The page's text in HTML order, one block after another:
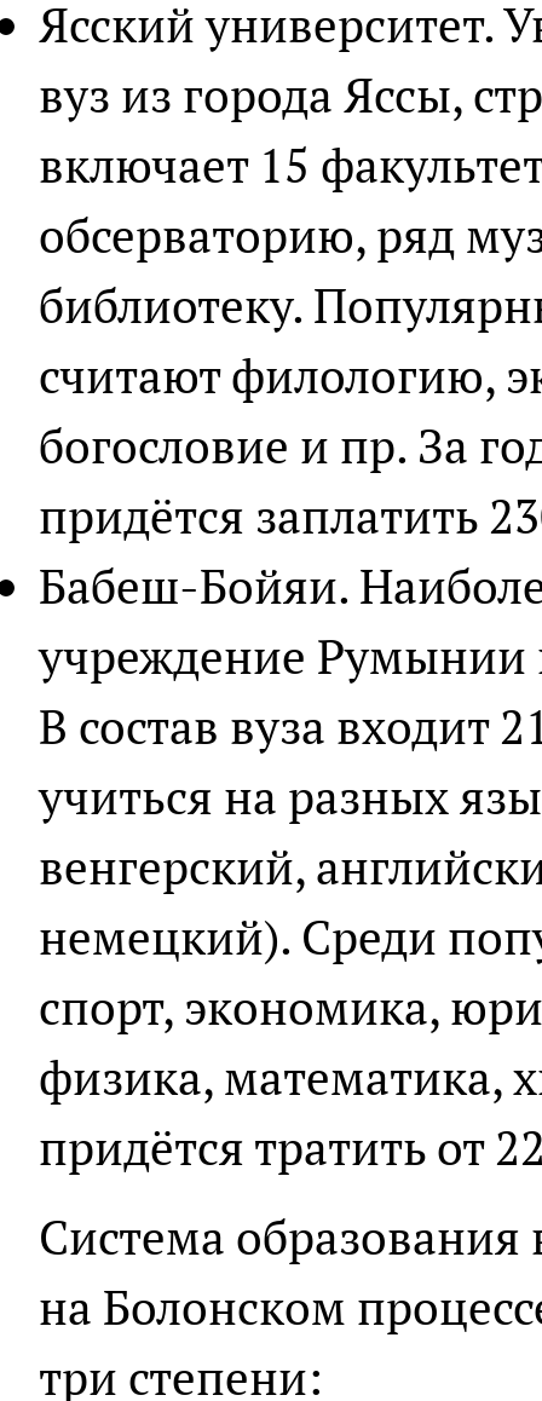
Ясский университет.
вуз из города Яссы,
включает 15
обсерваторию, ряд
библиотеку.
считают филологию,
богословие и пр. За
придётся заплатить
Бабеш-Бойяи.
учреждение Румынии
В состав вуза входит
учиться на разных
венгерский,
немецкий). Среди
спорт, экономика,
физика, математика,
придётся тратить от
Система
на Болонском
три степени: